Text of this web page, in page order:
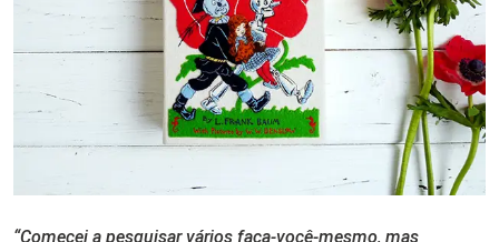
“Comecei a pesquisar vários faça-você-mesmo, mas